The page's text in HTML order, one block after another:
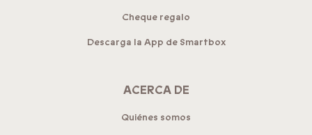
Cheque regalo
Descarga la App de Smartbox
ACERCA DE
Quiénes somos